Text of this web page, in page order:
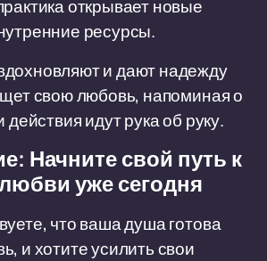
открывает новые
ресурсы.
и дают надежду
свою любовь, напоминая о
действия идут рука об руку.
Начните свой путь к
уже сегодня
что ваша душа готова
и хотите усилить свои